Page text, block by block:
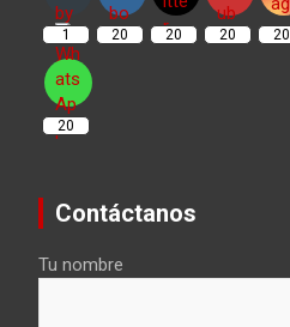
1 20 20 20 20
20
Contáctanos
Tu nombre